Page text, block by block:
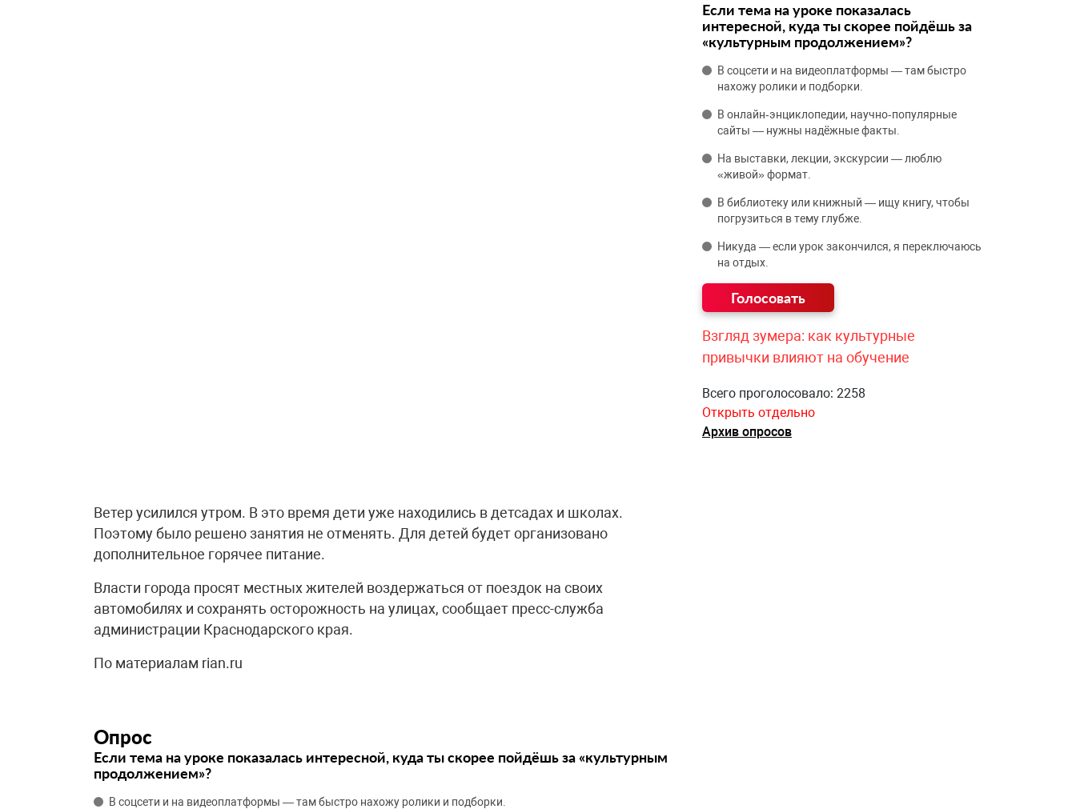
Ветер усилился утром. В это время дети уже находились в детсадах и школах.
Поэтому было решено занятия не отменять. Для детей будет организовано
дополнительное горячее питание.
Власти города просят местных жителей воздержаться от поездок на своих
автомобилях и сохранять осторожность на улицах, сообщает пресс-служба
администрации Краснодарского края.
По материалам rian.ru
Опрос
Если тема на уроке показалась интересной, куда ты скорее пойдёшь за «культурным
продолжением»?
В соцсети и на видеоплатформы — там быстро нахожу ролики и подборки.
Если тема на уроке показалась
интересной, куда ты скорее пойдёшь за
«культурным продолжением»?
В соцсети и на видеоплатформы — там быстро
нахожу ролики и подборки.
В онлайн‑энциклопедии, научно‑популярные
сайты — нужны надёжные факты.
На выставки, лекции, экскурсии — люблю
«живой» формат.
В библиотеку или книжный — ищу книгу, чтобы
погрузиться в тему глубже.
Никуда — если урок закончился, я переключаюсь
на отдых.
Взгляд зумера: как культурные
привычки влияют на обучение
Всего проголосовало: 2258
Открыть отдельно
Архив опросов